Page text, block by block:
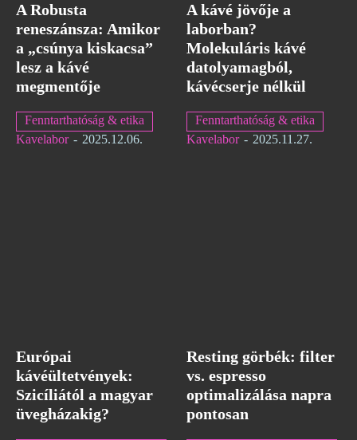
A Robusta
reneszánsza: Amikor
a „csúnya kiskacsa”
lesz a kávé
megmentője
Fenntarthatóság & etika
Kavelabor - 2025.12.06.
A kávé jövője a
laborban?
Molekuláris kávé
datolyamagból,
kávécserje nélkül
Fenntarthatóság & etika
Kavelabor - 2025.11.27.
Európai
kávéültetvények:
Szicíliától a magyar
üvegházakig?
Resting görbék: filter
vs. espresso
optimalizálása napra
pontosan